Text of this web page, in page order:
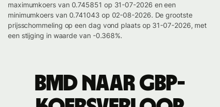
maximumkoers van 0.745851 op 31-07-2026 en een
minimumkoers van 0.741043 op 02-08-2026. De grootste
prijsschommeling op een dag vond plaats op 31-07-2026, met
een stijging in waarde van -0.368%.
BMD naar GBP-